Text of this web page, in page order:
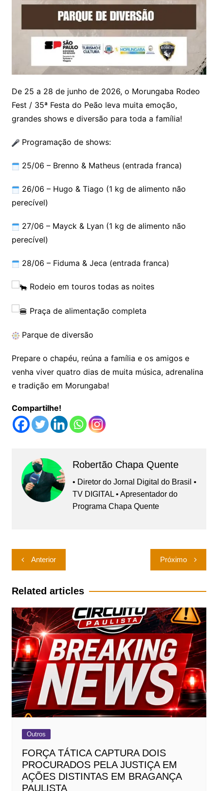
De 25 a 28 de junho de 2026, o Morungaba Rodeo
Fest / 35ª Festa do Peão leva muita emoção,
grandes shows e diversão para toda a família!
Programação de shows:
25/06 – Brenno & Matheus (entrada franca)
26/06 – Hugo & Tiago (1 kg de alimento não
perecível)
27/06 – Mayck & Lyan (1 kg de alimento não
perecível)
28/06 – Fiduma & Jeca (entrada franca)
Rodeio em touros todas as noites
Praça de alimentação completa
Parque de diversão
Prepare o chapéu, reúna a família e os amigos e
venha viver quatro dias de muita música, adrenalina
e tradição em Morungaba!
Compartilhe!
Robertão Chapa Quente
• Diretor do Jornal Digital do Brasil •
TV DIGITAL • Apresentador do
Programa Chapa Quente
Navegação
de
Post
Anterior Próximo
Related articles
Outros
FORÇA TÁTICA CAPTURA DOIS
PROCURADOS PELA JUSTIÇA EM
AÇÕES DISTINTAS EM BRAGANÇA
PAULISTA